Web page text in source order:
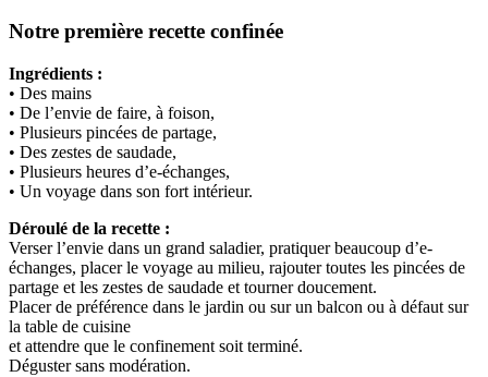
Notre première recette confinée
Ingrédients :
• Des mains
• De l’envie de faire, à foison,
• Plusieurs pincées de partage,
• Des zestes de saudade,
• Plusieurs heures d’e-échanges,
• Un voyage dans son fort intérieur.
Déroulé de la recette :
Verser l’envie dans un grand saladier, pratiquer beaucoup d’e-
échanges, placer le voyage au milieu, rajouter toutes les pincées de
partage et les zestes de saudade et tourner doucement.
Placer de préférence dans le jardin ou sur un balcon ou à défaut sur
la table de cuisine
et attendre que le confinement soit terminé.
Déguster sans modération.